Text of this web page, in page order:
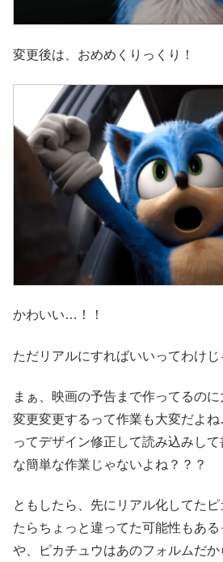
変更後は、おめめくりっくり！
かわいい…！！
ただリアルにすればいいってわけ
まぁ、映画の予告まで作ってるの
変更変更するって作業も大変だよ
ってデザイン修正して読み込みし
な簡単な作業じゃないよね？？？
ともしたら、先にリアル化してた
たらちょっと違ってた可能性もあ
や、ピカチュウはあのフォルムだ